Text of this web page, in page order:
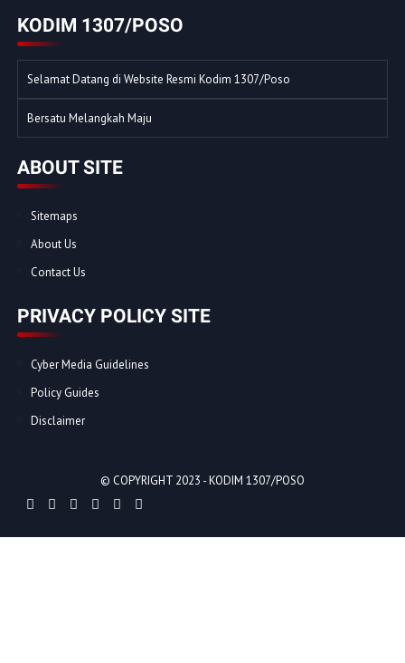
KODIM 1307/POSO
Selamat Datang di Website Resmi Kodim 1307/Poso
Bersatu Melangkah Maju
ABOUT SITE
Sitemaps
About Us
Contact Us
PRIVACY POLICY SITE
Cyber Media Guidelines
Policy Guides
Disclaimer
© COPYRIGHT 2023 -KODIM 1307/POSO